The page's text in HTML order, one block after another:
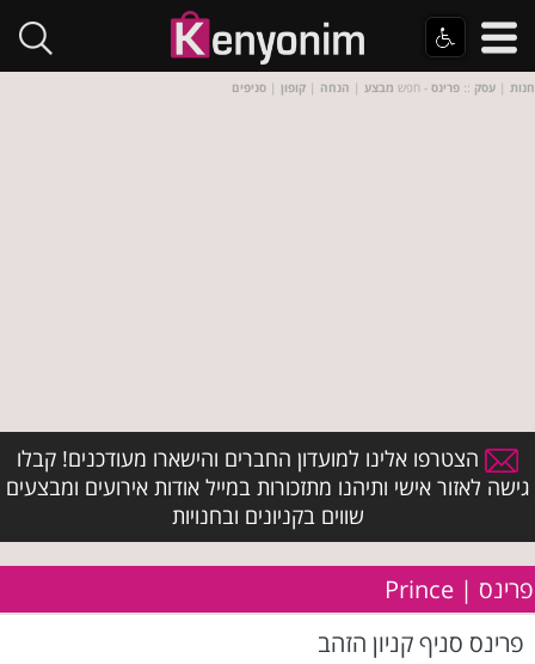
חנות | עסק :: פרינס - חפש מבצע | הנחה | קופון | סניפים
הצטרפו אלינו למועדון החברים והישארו מעודכנים! קבלו
גישה לאזור אישי ותיהנו מתזכורות במייל אודות אירועים ומבצעים
שווים בקניונים ובחנויות
פרינס | Prince
פרינס סניף קניון הזהב